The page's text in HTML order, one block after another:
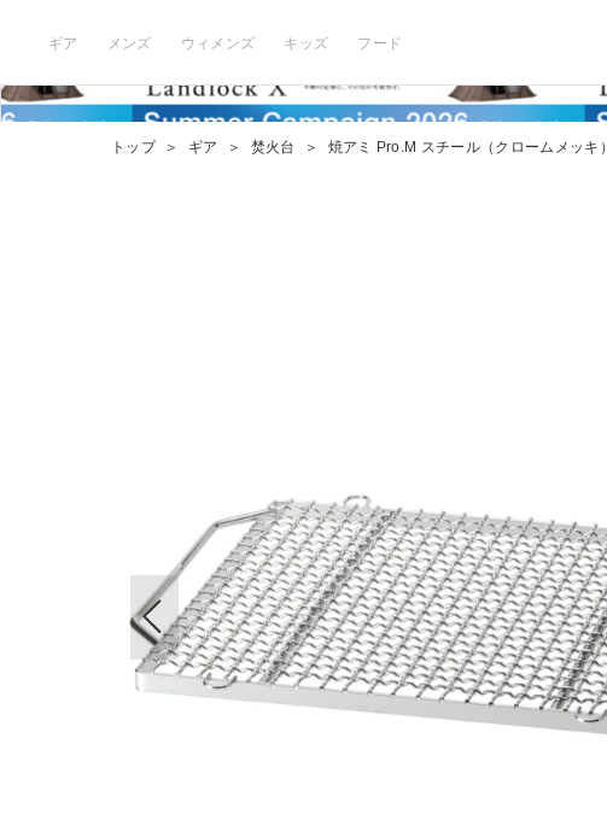
ギア メンズ ウィメンズ キッズ フード
トップ ＞ ギア ＞ 焚火台 ＞ 焼アミ Pro.M スチール（クロームメッキ）